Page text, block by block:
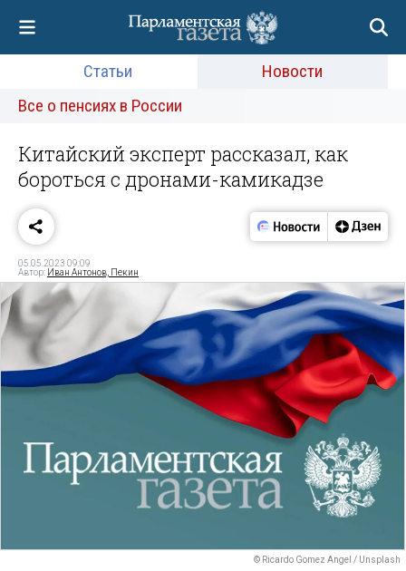
Статьи
Новости
Все о пенсиях в России
Китайский эксперт рассказал, как
бороться с дронами-камикадзе
05.05.2023 09:09
Автор: Иван Антонов, Пекин
© Ricardo Gomez Angel / Unsplash